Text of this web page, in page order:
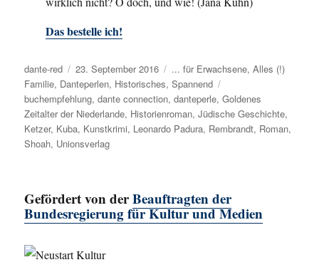
Das bestelle ich!
Autor
dante-red
Veröffentlicht
am
23. September 2016 Kategorien
... für Erwachsene,Alles (!)
Familie, Danteperlen, Historisches,Spannend
buchempfehlung,dante connection,danteperle,Goldenes
Zeitalter der Niederlande, Historienroman,Jüdische Geschichte,
Ketzer, Kuba, Kunstkrimi, Leonardo Padura, Rembrandt, Roman,
Shoah, Unionsverlag
Gefördert von derBeauftragten der
Bundesregierung für Kultur und Medien